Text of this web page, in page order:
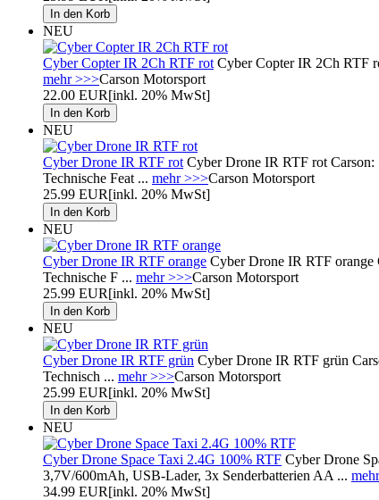
NEU
Cyber Copter IR 2Ch RTF rot Cyber Copter IR 2Ch RTF
mehr >>>Carson Motorsport
22.00 EUR[inkl. 20% MwSt]
NEU
Cyber Drone IR RTF rot Cyber Drone IR RTF rot
Technische Feat ... mehr >>>Carson Motorsport
25.99 EUR[inkl. 20% MwSt]
NEU
Cyber Drone IR RTF orange Cyber Drone IR RTF
Technische F ... mehr >>>Carson Motorsport
25.99 EUR[inkl. 20% MwSt]
NEU
Cyber Drone IR RTF grün Cyber Drone IR RTF grün
Technisch ... mehr >>>Carson Motorsport
25.99 EUR[inkl. 20% MwSt]
NEU
Cyber Drone Space Taxi 2.4G 100% RTF Cyber Drone
3,7V/600mAh, USB-Lader, 3x Senderbatterien AA ...
34.99 EUR[inkl. 20% MwSt]